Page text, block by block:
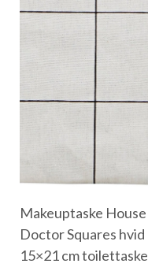
Makeuptaske House
Doctor Squares hvid
15×21 cm toilettaske